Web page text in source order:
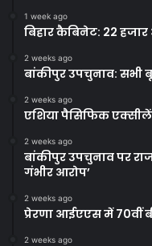
1 week ago
बिहार कैबिनेट: 22
2 weeks ago
बांकीपुर उपचुनाव: सभी
2 weeks ago
एशिया पैसिफिक
2 weeks ago
बांकीपुर उपचुनाव पर
गंभीर आरोप’
2 weeks ago
प्रेरणा आईएएस में 70वीं
2 weeks ago